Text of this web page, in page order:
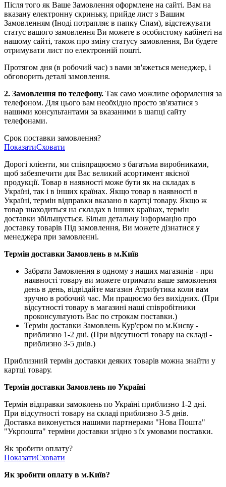
Після того як Ваше Замовлення оформлене на сайті. Вам на
вказану електронну скриньку, прийде лист з Вашим
Замовленням (Іноді потрапляє в папку Спам), відстежувати
статус вашого замовлення Ви можете в особистому кабінеті на
нашому сайті, також про зміну статусу замовлення, Ви будете
отримувати лист по електронній пошті.
Протягом дня (в робочий час) з вами зв'яжеться менеджер, і
обговорить деталі замовлення.
2. Замовлення по телефону. Так само можливе оформлення за
телефоном. Для цього вам необхідно просто зв'язатися з
нашими консультантами за вказаними в шапці сайту
телефонами.
Срок поставки замовлення?
ПоказатиСховати
Дорогі клієнти, ми співпрацюємо з багатьма виробниками,
щоб забезпечити для Вас великий асортимент якісної
продукції. Товар в наявності може бути як на складах в
Україні, так і в інших країнах. Якщо товар в наявності в
Україні, термін відправки вказано в картці товару. Якщо ж
товар знаходиться на складах в інших країнах, термін
доставки збільшується. Більш детальну інформацію про
доставку товарів Під замовлення, Ви можете дізнатися у
менеджера при замовленні.
Термін доставки Замовлень в м.Київ
Забрати Замовлення в одному з наших магазинів - при
наявності товару ви можете отримати ваше замовлення
день в день, відвідайте магазин Атрибутика коли вам
зручно в робочий час. Ми працюємо без вихідних. (При
відсутності товару в магазині наші співробітники
проконсультують Вас по строкам поставки.)
Термін доставки Замовлень Кур'єром по м.Києву -
приблизно 1-2 дні. (При відсутності товару на складі -
приблизно 3-5 днів.)
Приблизний термін доставки деяких товарів можна знайти у
картці товару.
Термін доставки Замовлень по Україні
Термін відправки замовлень по Україні приблизно 1-2 дні.
При відсутності товару на складі приблизно 3-5 днів.
Доставка виконується нашими партнерами "Нова Пошта"
"Укрпошта" терміни доставки згідно з їх умовами поставки.
Як зробити оплату?
ПоказатиСховати
Як зробити оплату в м.Київ?